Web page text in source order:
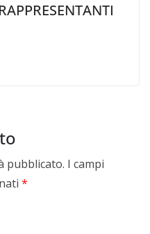
pubblicato. I campi
*